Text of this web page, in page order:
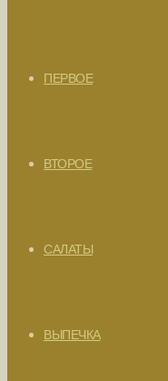
ПЕРВОЕ
ВТОРОЕ
САЛАТЫ
ВЫПЕЧКА